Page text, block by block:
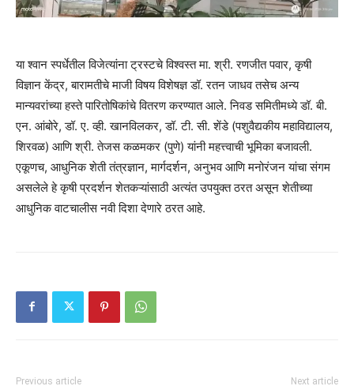
या श्वान स्पर्धेतील विजेत्यांना ट्रस्टचे विश्वस्त मा. श्री. रणजीत पवार, कृषी
विज्ञान केंद्र, बारामतीचे माजी विषय विशेषज्ञ डॉ. रतन जाधव तसेच अन्य
मान्यवरांच्या हस्ते पारितोषिकांचे वितरण करण्यात आले. निवड समितीमध्ये डॉ. बी.
एन. आंबोरे, डॉ. ए. व्ही. खानविलकर, डॉ. टी. सी. शेंडे (पशुवैद्यकीय महाविद्यालय,
शिरवळ) आणि श्री. तेजस कळमकर (पुणे) यांनी महत्त्वाची भूमिका बजावली.
एकूणच, आधुनिक शेती तंत्रज्ञान, मार्गदर्शन, अनुभव आणि मनोरंजन यांचा संगम
असलेले हे कृषी प्रदर्शन शेतकऱ्यांसाठी अत्यंत उपयुक्त ठरत असून शेतीच्या
आधुनिक वाटचालीस नवी दिशा देणारे ठरत आहे.
Previous article Next article